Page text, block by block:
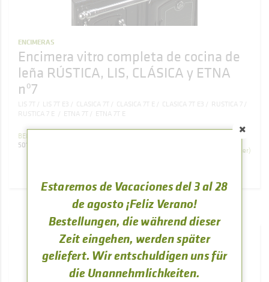
ENCIMERAS
Encimera vitro completa de cocina de
leña RÚSTICA, LIS, CLÁSICA y ETNA
nº7
LIS 7T LIS 7T E3 CLASICA 7T CLASICA 7T E CLASICA 7T E3
RUSTICA 7
RUSTICA 7 E
ETNA 7T ETNA 7T E
BELEG
501000000054
(Inklusive Mehrwertsteuer)
KAUFEN
Estaremos de Vacaciones del 3 al 28
de agosto ¡Feliz Verano!
Bestellungen, die während dieser
Zeit eingehen, werden später
geliefert. Wir entschuldigen uns für
die Unannehmlichkeiten.